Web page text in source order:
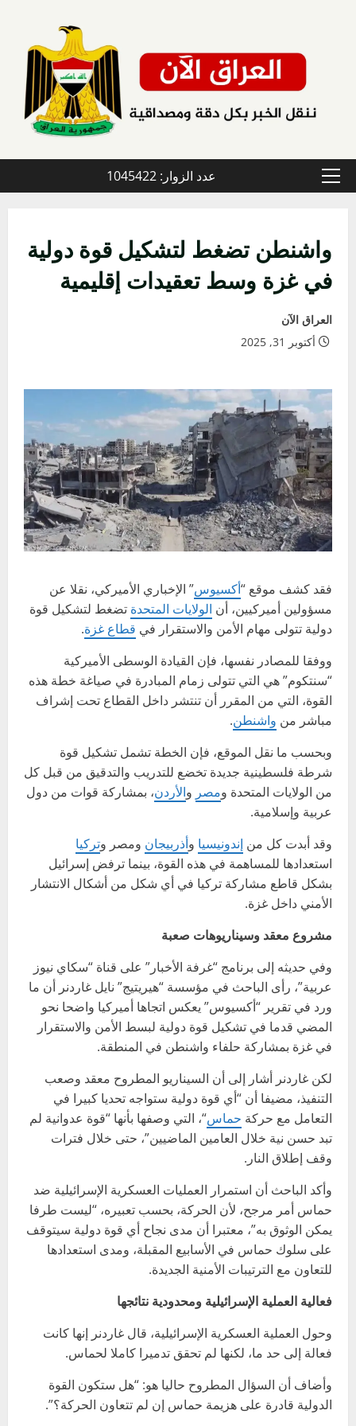
القائمة
عدد الزوار: 1045422
واشنطن تضغط لتشكيل قوة دولية
في غزة وسط تعقيدات إقليمية
العراق الآن
أكتوبر 31, 2025
فقد كشف موقع “أكسيوس” الإخباري الأميركي، نقلا عن
مسؤولين أميركيين، أن الولايات المتحدة تضغط لتشكيل قوة
دولية تتولى مهام الأمن والاستقرار في قطاع غزة.
ووفقا للمصادر نفسها، فإن القيادة الوسطى الأميركية
“سنتكوم” هي التي تتولى زمام المبادرة في صياغة خطة هذه
القوة، التي من المقرر أن تنتشر داخل القطاع تحت إشراف
مباشر من واشنطن.
وبحسب ما نقل الموقع، فإن الخطة تشمل تشكيل قوة
شرطة فلسطينية جديدة تخضع للتدريب والتدقيق من قبل كل
من الولايات المتحدة ومصر والأردن، بمشاركة قوات من دول
عربية وإسلامية.
وقد أبدت كل من إندونيسيا وأذربيجان ومصر وتركيا
استعدادها للمساهمة في هذه القوة، بينما ترفض إسرائيل
بشكل قاطع مشاركة تركيا في أي شكل من أشكال الانتشار
الأمني داخل غزة.
مشروع معقد وسيناريوهات صعبة
وفي حديثه إلى برنامج “غرفة الأخبار” على قناة “سكاي نيوز
عربية”، رأى الباحث في مؤسسة “هيريتيج” نايل غاردنر أن ما
ورد في تقرير “أكسيوس” يعكس اتجاها أميركيا واضحا نحو
المضي قدما في تشكيل قوة دولية لبسط الأمن والاستقرار
في غزة بمشاركة حلفاء واشنطن في المنطقة.
لكن غاردنر أشار إلى أن السيناريو المطروح معقد وصعب
التنفيذ، مضيفا أن “أي قوة دولية ستواجه تحديا كبيرا في
التعامل مع حركة حماس“، التي وصفها بأنها “قوة عدوانية لم
تبد حسن نية خلال العامين الماضيين”، حتى خلال فترات
وقف إطلاق النار.
وأكد الباحث أن استمرار العمليات العسكرية الإسرائيلية ضد
حماس أمر مرجح، لأن الحركة، بحسب تعبيره، “ليست طرفا
يمكن الوثوق به”، معتبرا أن مدى نجاح أي قوة دولية سيتوقف
على سلوك حماس في الأسابيع المقبلة، ومدى استعدادها
للتعاون مع الترتيبات الأمنية الجديدة.
فعالية العملية الإسرائيلية ومحدودية نتائجها
وحول العملية العسكرية الإسرائيلية، قال غاردنر إنها كانت
فعالة إلى حد ما، لكنها لم تحقق تدميرا كاملا لحماس.
وأضاف أن السؤال المطروح حاليا هو: “هل ستكون القوة
الدولية قادرة على هزيمة حماس إن لم تتعاون الحركة؟”.